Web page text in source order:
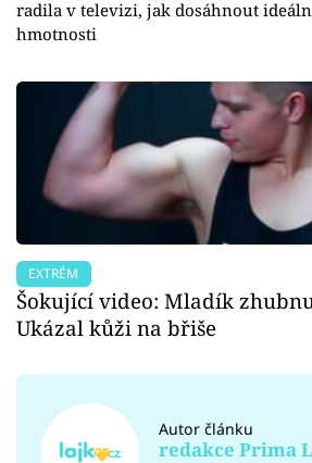
radila v televizi, jak dosáhnout
hmotnosti
EXTRÉM
Šokující video: Mladík
Ukázal kůži na břiše
Autor článku
redakce Prima